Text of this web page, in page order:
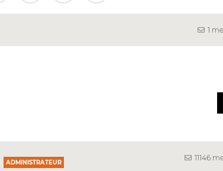
1
ADMINISTRATEUR
11146